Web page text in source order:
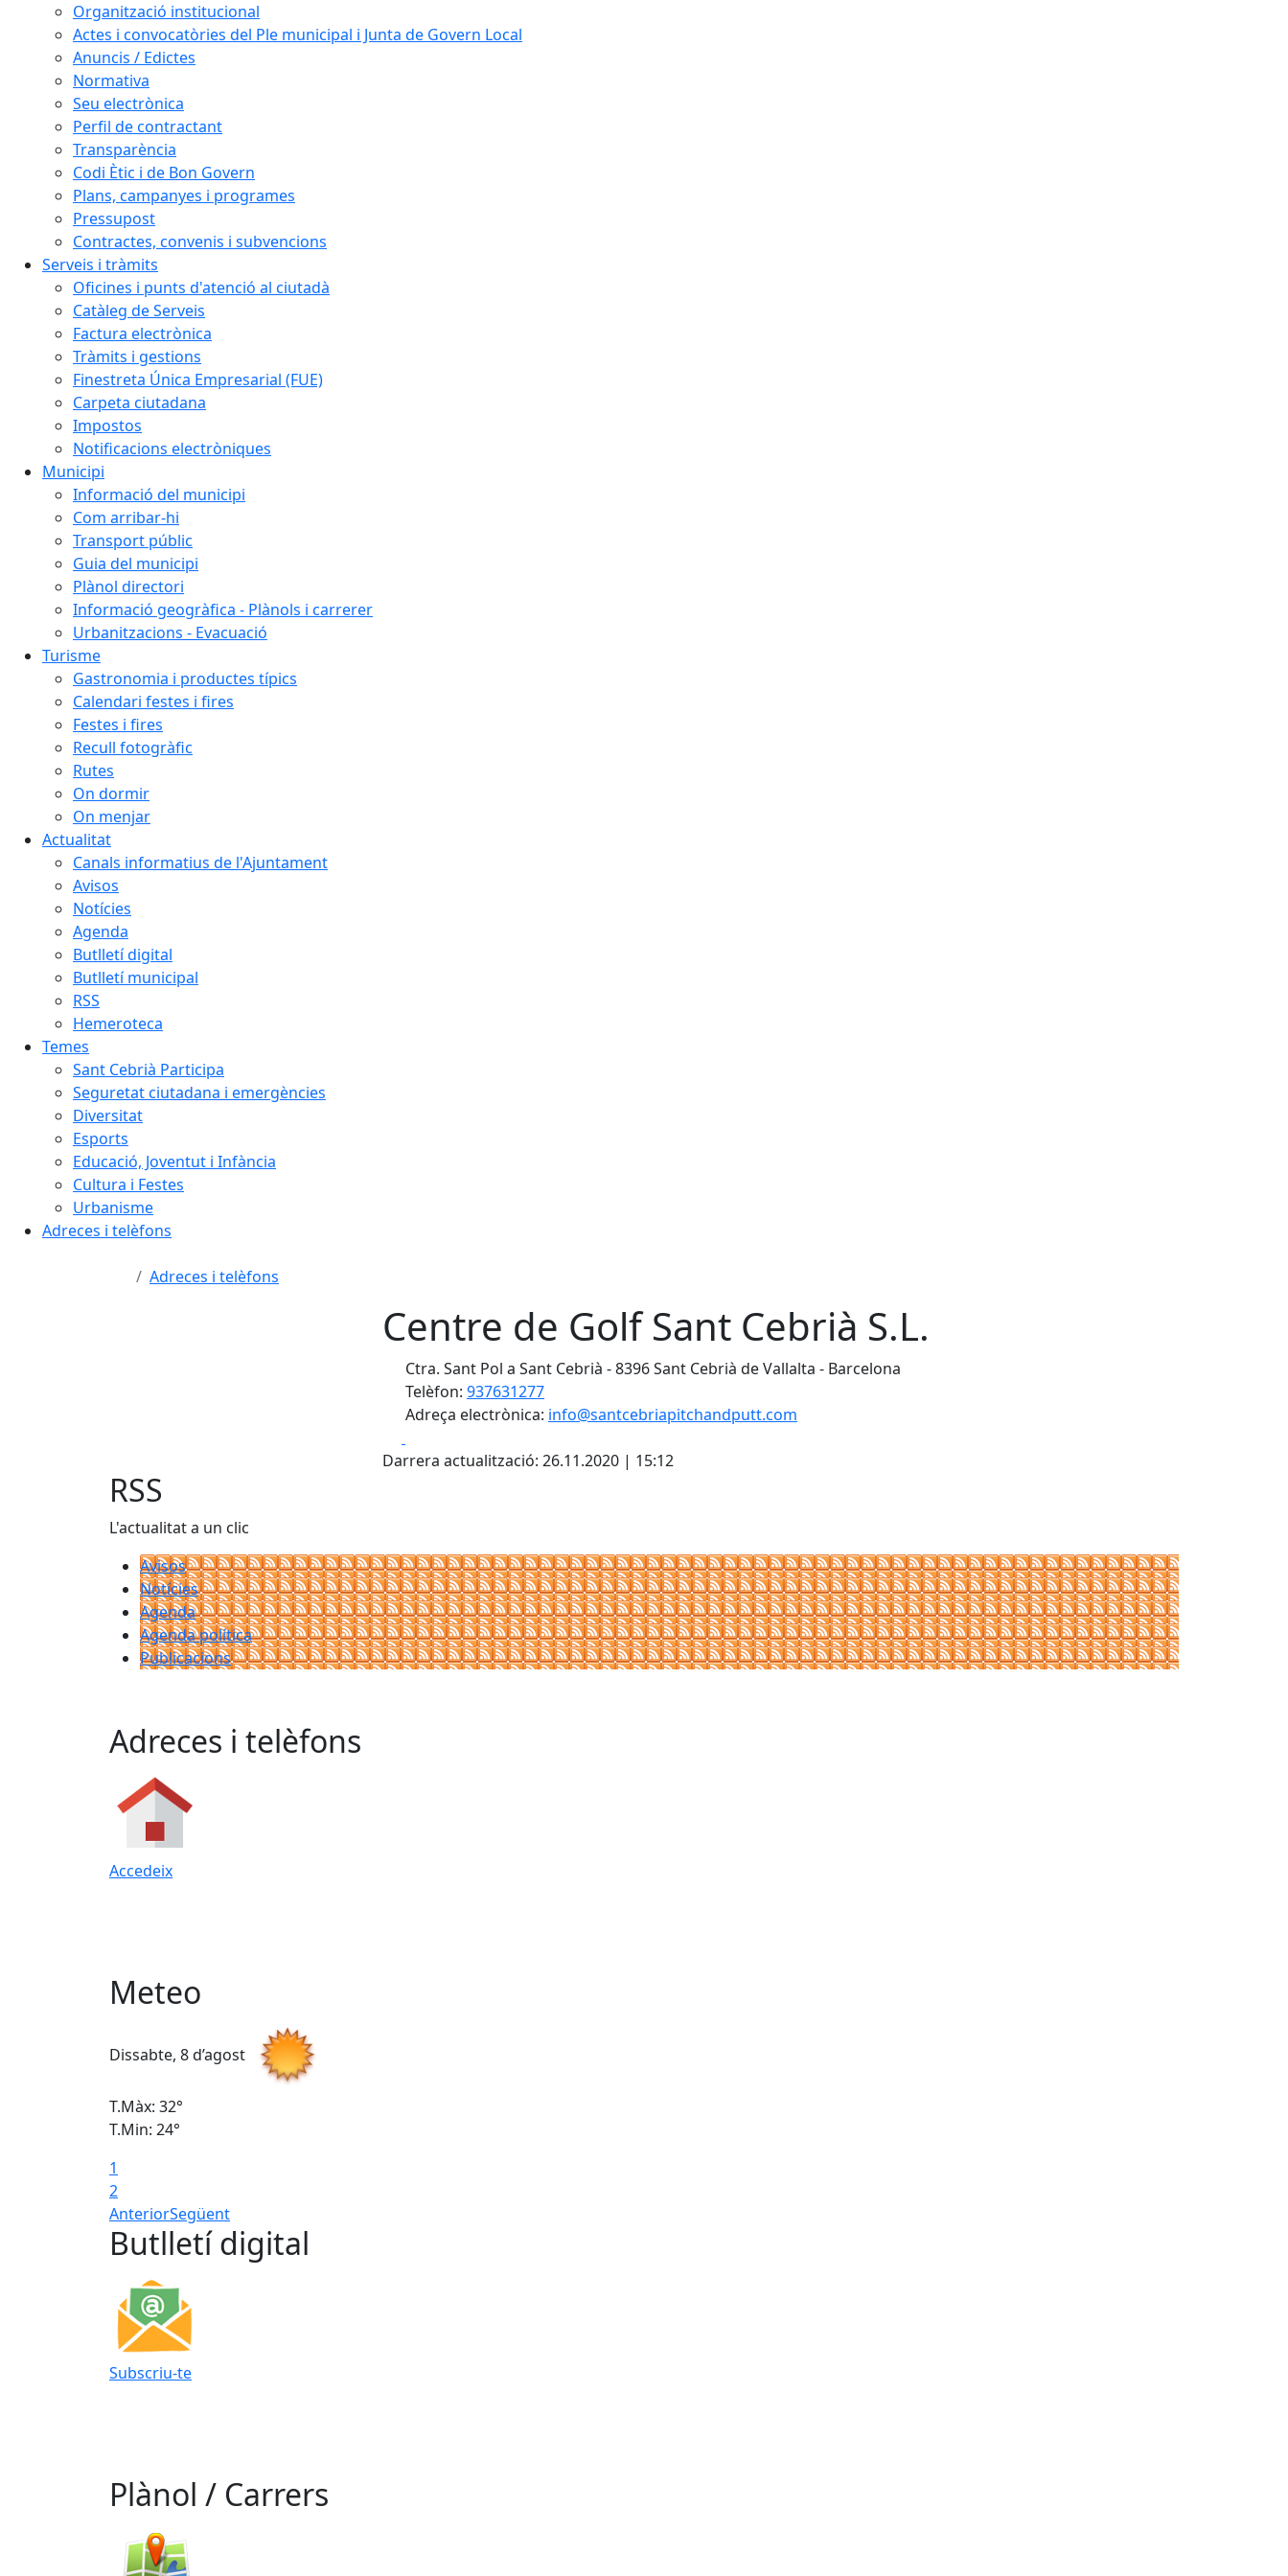
Organització institucional
Actes i convocatòries del Ple municipal i Junta de Govern Local
Anuncis / Edictes
Normativa
Seu electrònica
Perfil de contractant
Transparència
Codi Ètic i de Bon Govern
Plans, campanyes i programes
Pressupost
Contractes, convenis i subvencions
Serveis i tràmits
Oficines i punts d'atenció al ciutadà
Catàleg de Serveis
Factura electrònica
Tràmits i gestions
Finestreta Única Empresarial (FUE)
Carpeta ciutadana
Impostos
Notificacions electròniques
Municipi
Informació del municipi
Com arribar-hi
Transport públic
Guia del municipi
Plànol directori
Informació geogràfica - Plànols i carrerer
Urbanitzacions - Evacuació
Turisme
Gastronomia i productes típics
Calendari festes i fires
Festes i fires
Recull fotogràfic
Rutes
On dormir
On menjar
Actualitat
Canals informatius de l'Ajuntament
Avisos
Notícies
Agenda
Butlletí digital
Butlletí municipal
RSS
Hemeroteca
Temes
Sant Cebrià Participa
Seguretat ciutadana i emergències
Diversitat
Esports
Educació, Joventut i Infància
Cultura i Festes
Urbanisme
Adreces i telèfons
Adreces i telèfons
Centre de Golf Sant Cebrià S.L.
Ctra. Sant Pol a Sant Cebrià - 8396 Sant Cebrià de Vallalta - Barcelona
Telèfon: 937631277
Adreça electrònica: info@santcebriapitchandputt.com
Darrera actualització: 26.11.2020 | 15:12
RSS
L'actualitat a un clic
Avisos
Notícies
Agenda
Agenda política
Publicacions
Adreces i telèfons
Accedeix
Meteo
Dissabte, 8 d’agost
T.Màx: 32°
T.Min: 24°
1
2
AnteriorSegüent
Butlletí digital
Subscriu-te
Plànol / Carrers